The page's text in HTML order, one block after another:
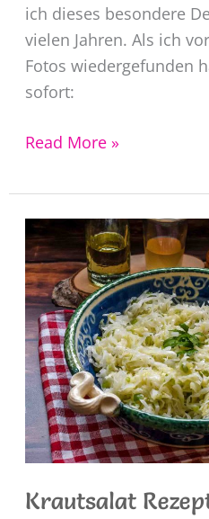
ich dieses besondere
vielen Jahren. Als ich
Fotos wiedergefunden
sofort:
Pavlova
Read More »
Krautsalat